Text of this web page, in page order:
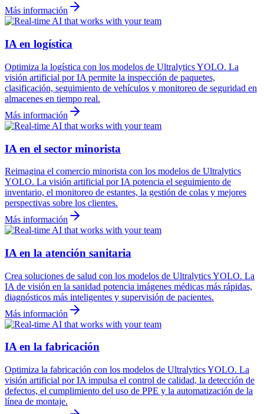
Más información
IA en logística
Optimiza la logística con los modelos de Ultralytics YOLO. La
visión artificial por IA permite la inspección de paquetes,
clasificación, seguimiento de vehículos y monitoreo de seguridad en
almacenes en tiempo real.
Más información
IA en el sector minorista
Reimagina el comercio minorista con los modelos de Ultralytics
YOLO. La visión artificial por IA potencia el seguimiento de
inventario, el monitoreo de estantes, la gestión de colas y mejores
perspectivas sobre los clientes.
Más información
IA en la atención sanitaria
Crea soluciones de salud con los modelos de Ultralytics YOLO. La
IA de visión en la sanidad potencia imágenes médicas más rápidas,
diagnósticos más inteligentes y supervisión de pacientes.
Más información
IA en la fabricación
Optimiza la fabricación con los modelos de Ultralytics YOLO. La
visión artificial por IA impulsa el control de calidad, la detección de
defectos, el cumplimiento del uso de PPE y la automatización de la
línea de montaje.